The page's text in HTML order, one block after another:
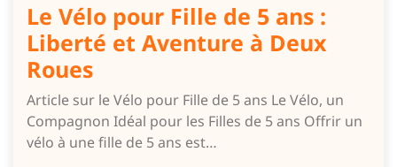
Le Vélo pour Fille de 5 ans :
Liberté et Aventure à Deux
Roues
Article sur le Vélo pour Fille de 5 ans Le Vélo, un
Compagnon Idéal pour les Filles de 5 ans Offrir un
vélo à une fille de 5 ans est…